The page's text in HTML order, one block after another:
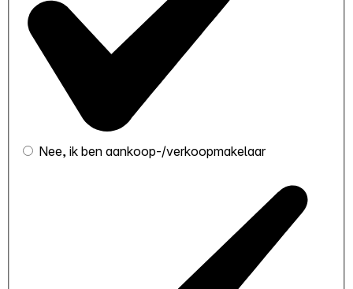
Nee, ik ben aankoop-/verkoopmakelaar